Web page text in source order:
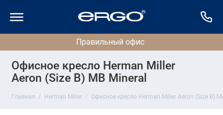
Офисное кресло Herman Miller
Aeron (Size B) MB Mineral
Главная Herman Miller Офисное кресло Herman Miller Aeron (Size B)